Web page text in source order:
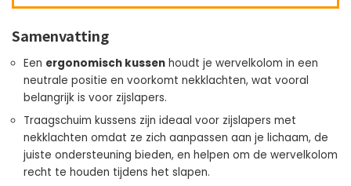
Samenvatting
Een ergonomisch kussen houdt je wervelkolom in een
neutrale positie en voorkomt nekklachten, wat vooral
belangrijk is voor zijslapers.
Traagschuim kussens zijn ideaal voor zijslapers met
nekklachten omdat ze zich aanpassen aan je lichaam, de
juiste ondersteuning bieden, en helpen om de wervelkolom
recht te houden tijdens het slapen.